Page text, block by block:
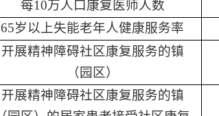
每10万人口康复医师人数
65岁以上失能老年人健康服务率
开展精神障碍社区康复服务的镇
（园区）
开展精神障碍社区康复服务的镇